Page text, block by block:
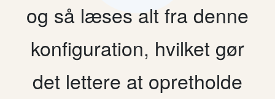
og så læses alt fra denne
konfiguration, hvilket gør
det lettere at opretholde